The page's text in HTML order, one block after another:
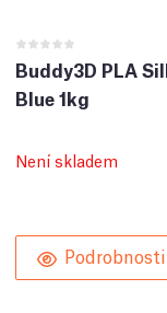
Buddy3D PLA
Blue 1kg
Není skladem
Podrobnosti